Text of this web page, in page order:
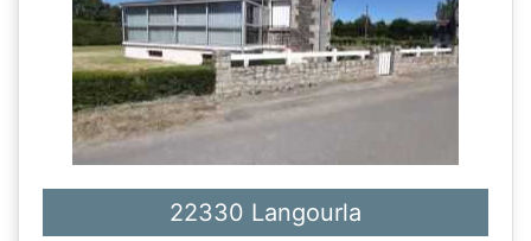
22330 Langourla